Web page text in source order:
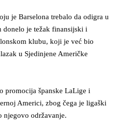
je Barselona trebalo da odigra u
donelo je težak finansijski i
klubu, koji je već bio
u Sjedinjene Američke
promocija španske LaLige i
Americi, zbog čega je ligaški
njegovo održavanje.